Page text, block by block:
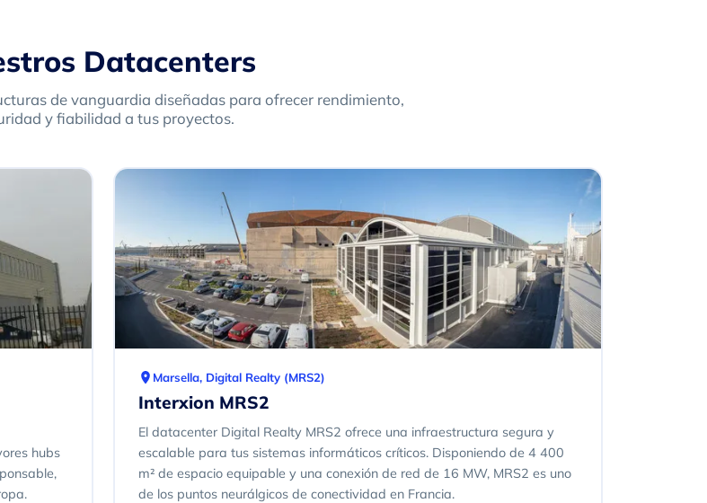
Datacenters
de vanguardia diseñadas para ofrecer rendimiento,
y fiabilidad a tus proyectos.
hubs
Marsella, Digital Realty (MRS2)
Interxion MRS2
El datacenter Digital Realty MRS2 ofrece una infraestructura segura y
escalable para tus sistemas informáticos críticos. Disponiendo de 4 400
m² de espacio equipable y una conexión de red de 16 MW, MRS2 es uno
de los puntos neurálgicos de conectividad en Francia.